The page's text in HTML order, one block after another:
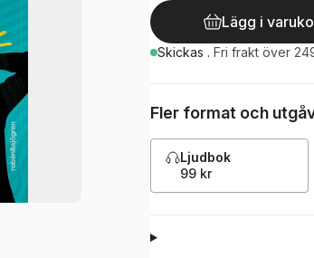
Lägg i
Skickas . Fri frakt över
Fler format och
Ljudbok
99 kr